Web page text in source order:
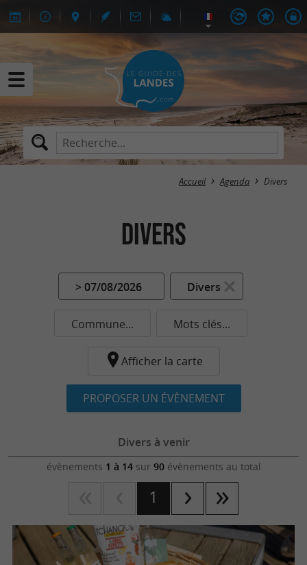
Accueil Agenda Divers
Divers
> 07/08/2026 Divers
Commune... Mots clés...
Afficher la carte
PROPOSER UN ÉVÈNEMENT
Divers à venir
évènements 1 à 14sur 90évènements au total
1